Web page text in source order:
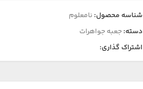
شناسه محصول: نامعلوم
دسته:جعبه جواهرات
اشتراک گذاری: